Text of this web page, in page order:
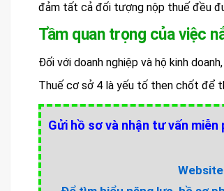
đảm tất cả đối tượng nộp thuế đều
Tầm quan trọng của việc
Đối với doanh nghiệp và hộ kinh
Thuế cơ sở 4 là yếu tố then chốt để
Gửi hồ sơ và nhận tư vấn